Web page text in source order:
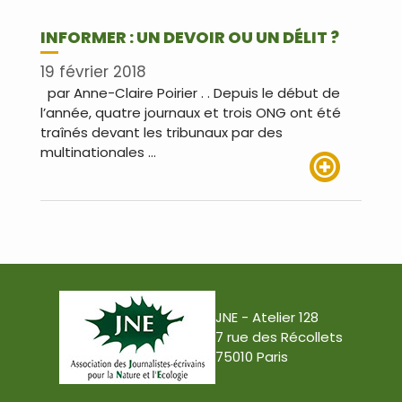
INFORMER : UN DEVOIR OU UN DÉLIT ?
19 février 2018
par Anne-Claire Poirier . . Depuis le début de
l’année, quatre journaux et trois ONG ont été
traînés devant les tribunaux par des
multinationales …
JNE - Atelier 128
7 rue des Récollets
75010 Paris